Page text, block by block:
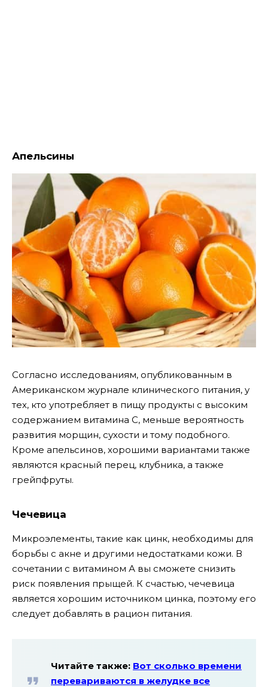
Апельсины
Согласно исследованиям, опубликованным в
Американском журнале клинического питания, у
тех, кто употребляет в пищу продукты с высоким
содержанием витамина С, меньше вероятность
развития морщин, сухости и тому подобного.
Кроме апельсинов, хорошими вариантами также
являются красный перец, клубника, а также
грейпфруты.
Чечевица
Микроэлементы, такие как цинк, необходимы для
борьбы с акне и другими недостатками кожи. В
сочетании с витамином А вы сможете снизить
риск появления прыщей. К счастью, чечевица
является хорошим источником цинка, поэтому его
следует добавлять в рацион питания.
Читайте также: Вот сколько времени
перевариваются в желудке все